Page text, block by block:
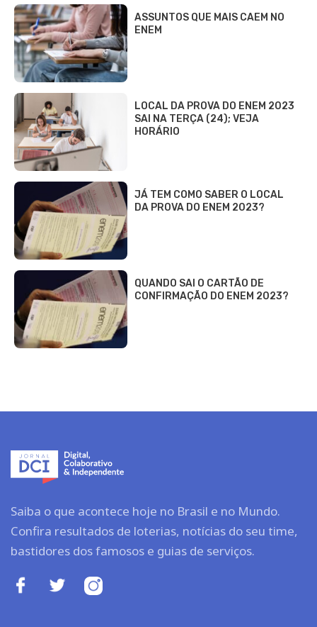
ASSUNTOS QUE MAIS CAEM NO
ENEM
LOCAL DA PROVA DO ENEM 2023
SAI NA TERÇA (24); VEJA
HORÁRIO
JÁ TEM COMO SABER O LOCAL
DA PROVA DO ENEM 2023?
QUANDO SAI O CARTÃO DE
CONFIRMAÇÃO DO ENEM 2023?
Saiba o que acontece hoje no Brasil e no Mundo.
Confira resultados de loterias, notícias do seu time,
bastidores dos famosos e guias de serviços.